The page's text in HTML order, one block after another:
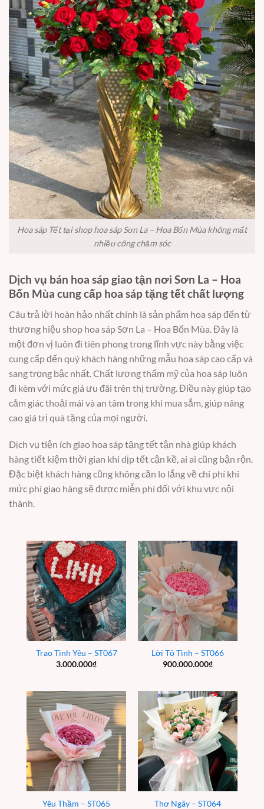
Hoa sáp Tết tại shop hoa sáp Sơn La – Hoa Bốn Mùa không mất
nhiều công chăm sóc
Dịch vụ bán hoa sáp giao tận nơi Sơn La – Hoa
Bốn Mùa cung cấp hoa sáp tặng tết chất lượng
Câu trả lời hoàn hảo nhất chính là sản phẩm hoa sáp đến từ
thương hiệu shop hoa sáp Sơn La – Hoa Bốn Mùa. Đây là
một đơn vị luôn đi tiên phong trong lĩnh vực này bằng việc
cung cấp đến quý khách hàng những mẫu hoa sáp cao cấp và
sang trọng bậc nhất. Chất lượng thẩm mỹ của hoa sáp luôn
đi kèm với mức giá ưu đãi trên thị trường. Điều này giúp tạo
cảm giác thoải mái và an tâm trong khi mua sắm, giúp nâng
cao giá trị quà tặng của mọi người.
Dịch vụ tiện ích giao hoa sáp tặng tết tận nhà giúp khách
hàng tiết kiệm thời gian khi dịp tết cận kề, ai ai cũng bận rộn.
Đặc biệt khách hàng cũng không cần lo lắng về chi phí khi
mức phí giao hàng sẽ được miễn phí đối với khu vực nội
thành.
Trao Tình Yêu – ST067
3.000.000₫
Lời Tỏ Tình – ST066
900.000.000₫
Yêu Thầm – ST065
Thơ Ngây – ST064